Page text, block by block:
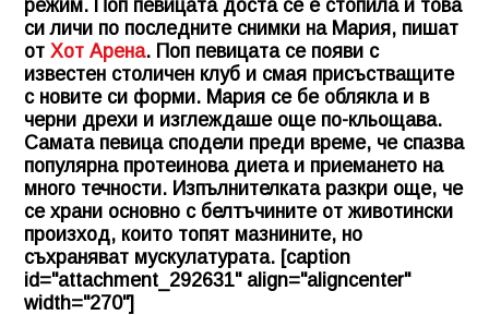
режим. Поп певицата доста се е стопила и това
си личи по последните снимки на Мария, пишат
от Хот Арена. Поп певицата се появи с
известен столичен клуб и смая присъстващите
с новите си форми. Мария се бе облякла и в
черни дрехи и изглеждаше още по-кльощава.
Самата певица сподели преди време, че спазва
популярна протеинова диета и приемането на
много течности. Изпълнителката разкри още, че
се храни основно с белтъчините от животински
произход, които топят мазнините, но
съхраняват мускулатурата. [caption
id="attachment_292631" align="aligncenter"
width="270"]